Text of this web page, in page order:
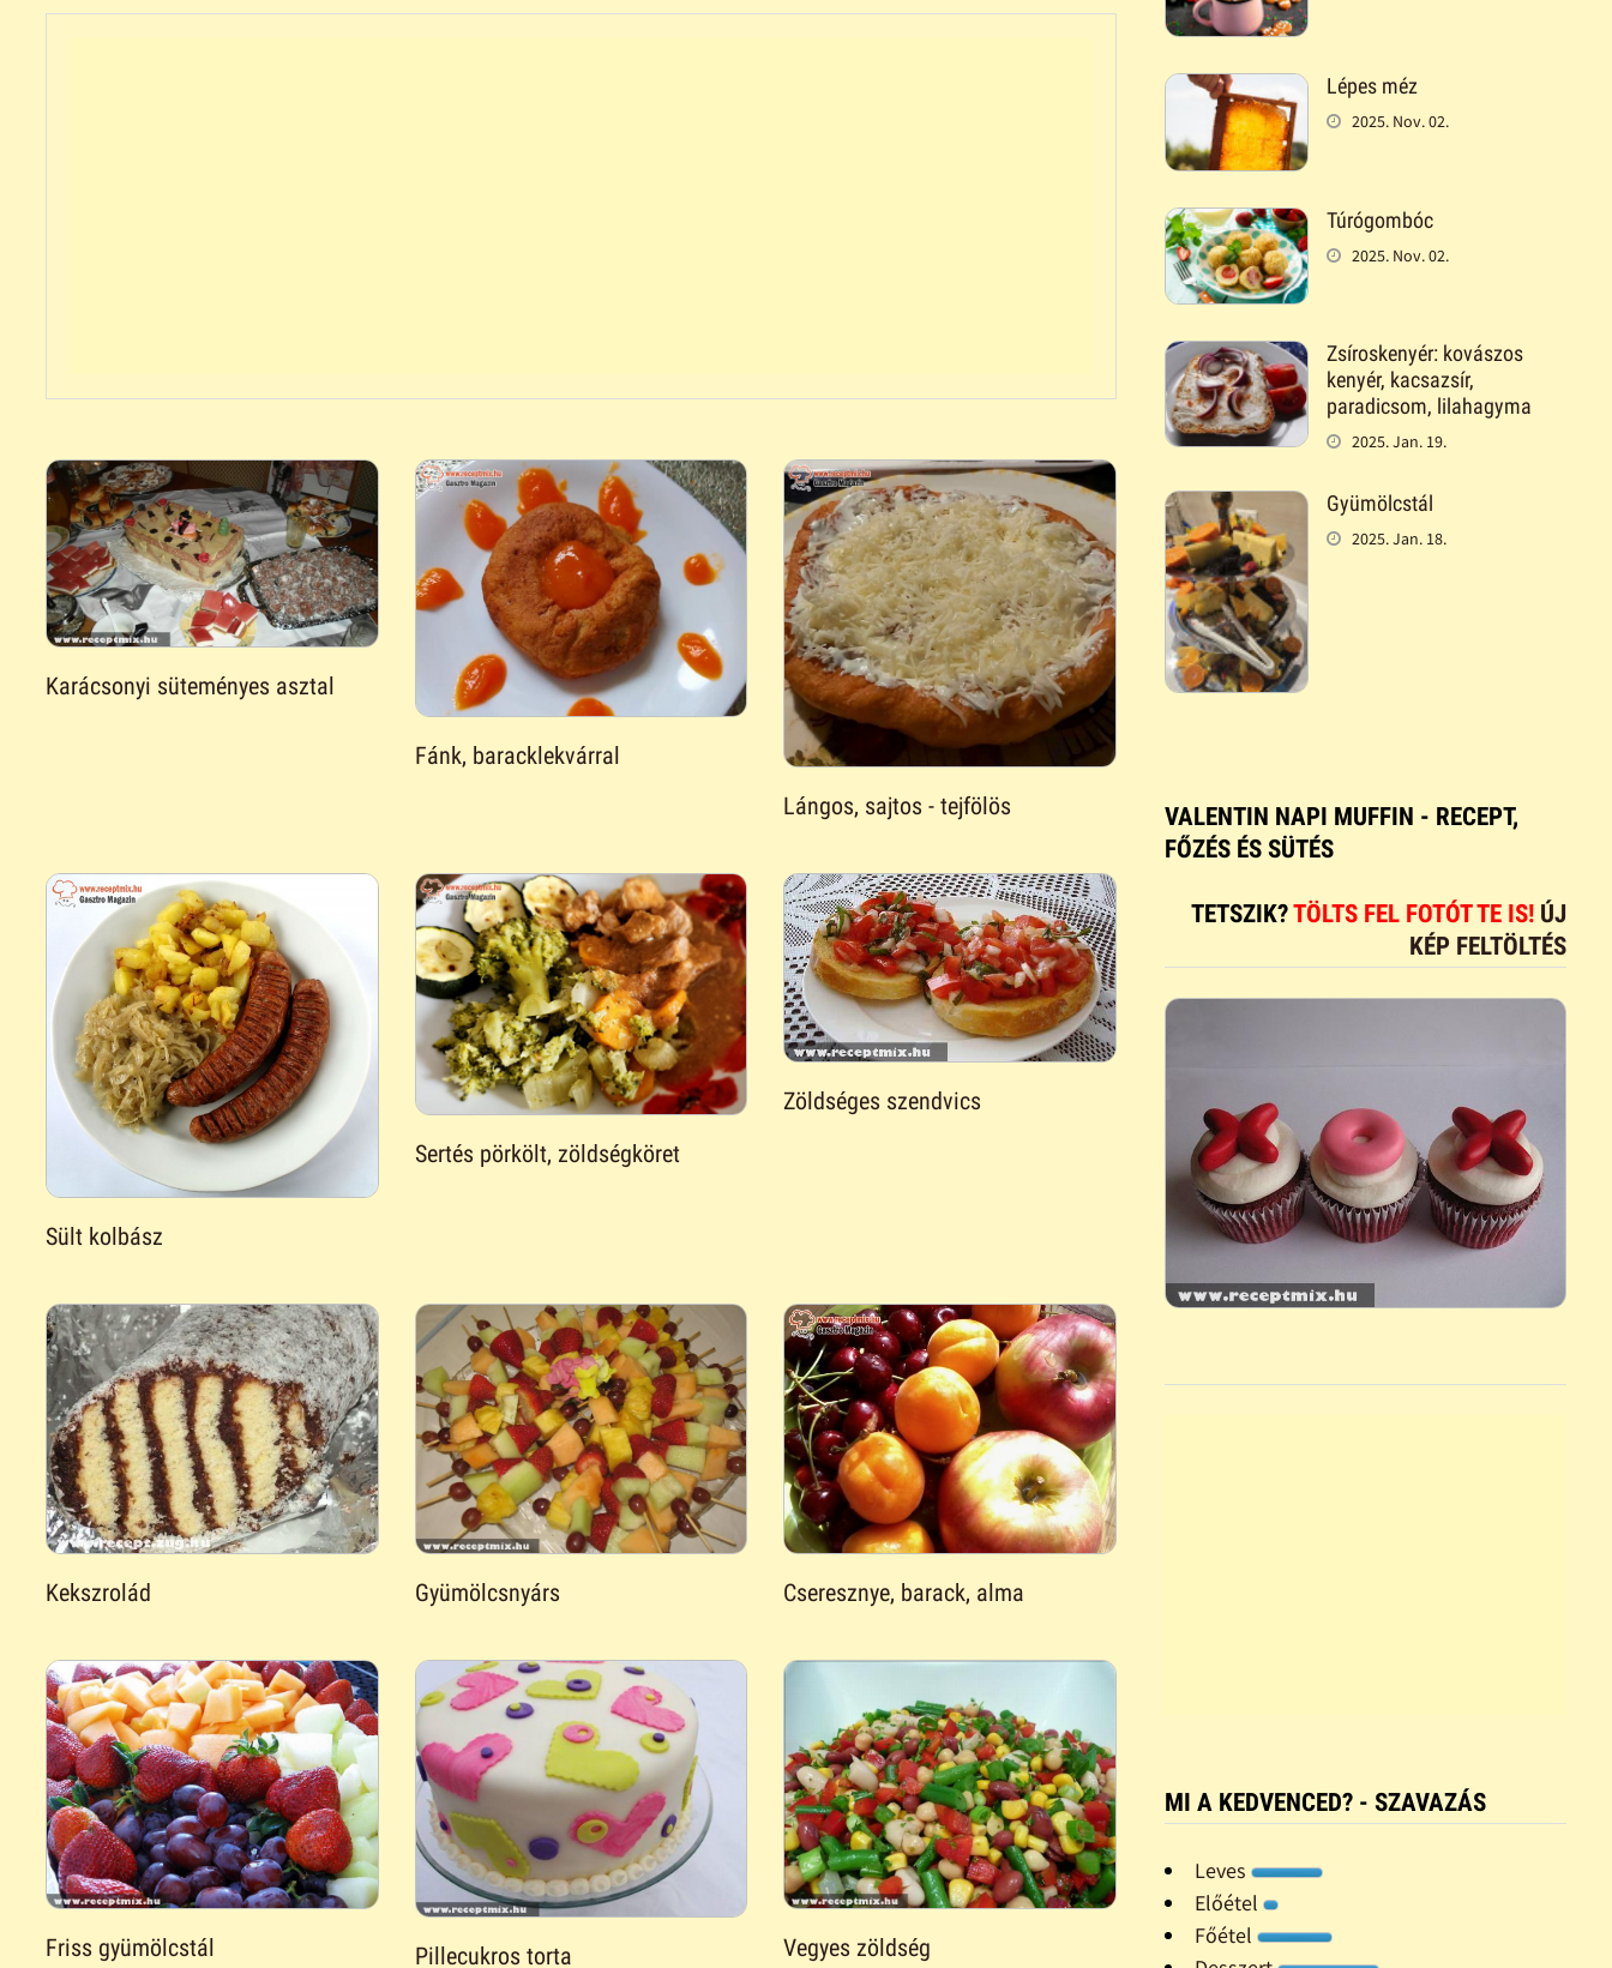
Karácsonyi süteményes asztal
Fánk, baracklekvárral
Lángos, sajtos - tejfölös
Sült kolbász
Sertés pörkölt, zöldségköret
Zöldséges szendvics
Kekszrolád Gyümölcsnyárs Cseresznye, barack, alma
Friss gyümölcstál Pillecukros torta Vegyes zöldség
Lépes méz
2025. Nov. 02.
Túrógombóc
2025. Nov. 02.
Zsíroskenyér: kovászos
kenyér, kacsazsír,
paradicsom, lilahagyma
2025. Jan. 19.
Gyümölcstál
2025. Jan. 18.
VALENTIN NAPI MUFFIN - RECEPT,
FŐZÉS ÉS SÜTÉS
TETSZIK?TÖLTS FEL FOTÓT TE IS! ÚJ
KÉP FELTÖLTÉS
MI A KEDVENCED? - SZAVAZÁS
Leves
Előétel
Főétel